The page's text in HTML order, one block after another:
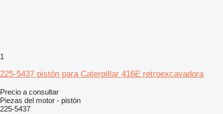
1
225-5437 pistón para Caterpillar 416E retroexcavadora
Precio a consultar
Piezas del motor - pistón
225-5437